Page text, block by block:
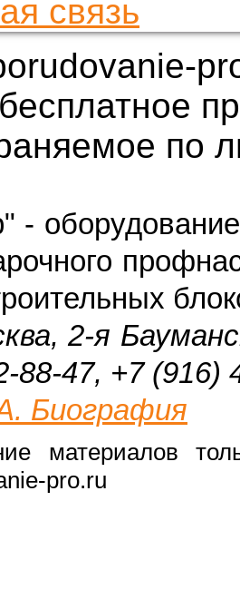
связь
по
-
2-я
88-47, +7 (916)
Биография
материалов
pro.ru